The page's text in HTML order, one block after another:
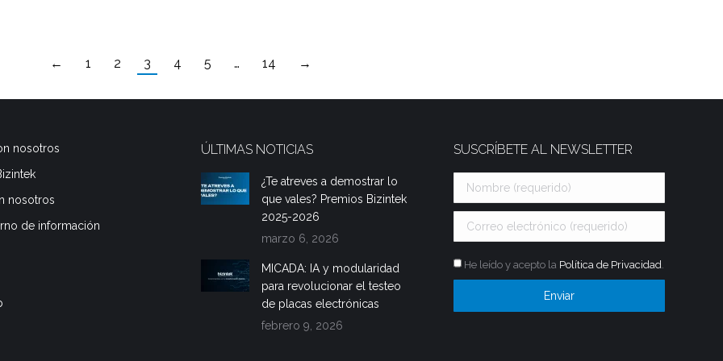
← 1 2 3 4 5 … 14 →
nosotros
nosotros
de información
ÚLTIMAS NOTICIAS
¿Te atreves a demostrar lo
que vales? Premios Bizintek
2025-2026
marzo 6, 2026
MICADA: IA y modularidad
para revolucionar el testeo
de placas electrónicas
febrero 9, 2026
SUSCRÍBETE AL NEWSLETTER
He leído y acepto la Política de Privacidad